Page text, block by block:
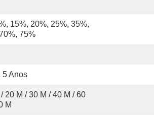
15%, 20%, 25%, 35%,
75%
5 Anos
20 M / 30 M / 40 M / 60
M